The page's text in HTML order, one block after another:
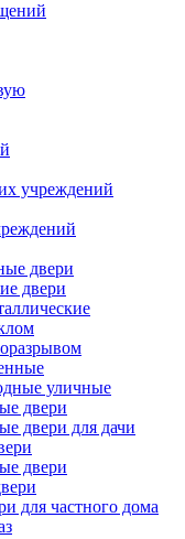
учреждений
двери
двери
уличные
двери
двери для дачи
двери
для частного дома